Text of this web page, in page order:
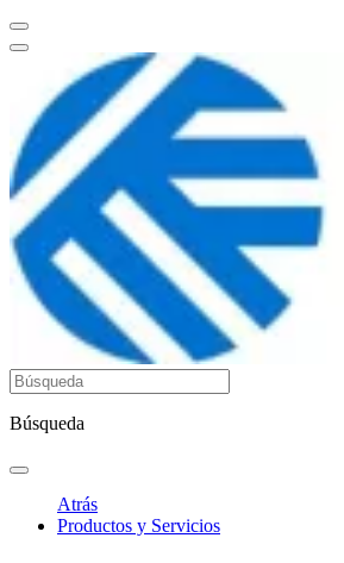
Búsqueda
Atrás
Productos y Servicios